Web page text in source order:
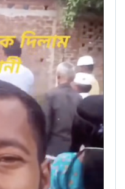
out the fake video.
Desai, Morarji
the man in the video is
as Late Kunvarji Narshi
a personal marriage
Kunvarji Narshi and
be seen playing a type
the man in the video
claim is fake.